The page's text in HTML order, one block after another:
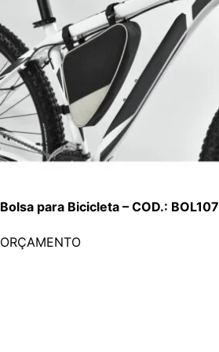
Bolsa para Bicicleta – COD.: BOL107
ORÇAMENTO